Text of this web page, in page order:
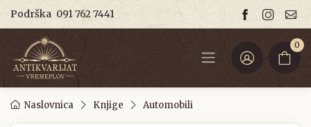
Podrška 091 762 7441
0
Naslovnica Knjige Automobili